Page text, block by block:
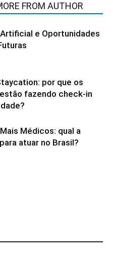
FROM AUTHOR
e Oportunidades
por que os
fazendo check-in
Médicos: qual a
atuar no Brasil?